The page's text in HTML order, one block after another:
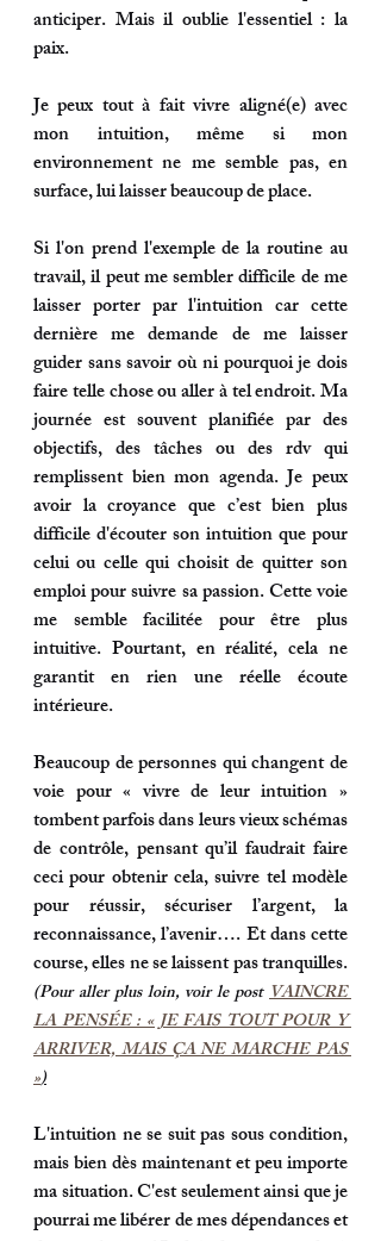
anticiper. Mais il oublie l'essentiel : la
paix.
Je peux tout à fait vivre aligné(e) avec
mon intuition, même si mon
environnement ne me semble pas, en
surface, lui laisser beaucoup de place.
Si l'on prend l'exemple de la routine au
travail, il peut me sembler difficile de me
laisser porter par l'intuition car cette
dernière me demande de me laisser
guider sans savoir où ni pourquoi je dois
faire telle chose ou aller à tel endroit. Ma
journée est souvent planifiée par des
objectifs, des tâches ou des rdv qui
remplissent bien mon agenda. Je peux
avoir la croyance que c’est bien plus
difficile d'écouter son intuition que pour
celui ou celle qui choisit de quitter son
emploi pour suivre sa passion. Cette voie
me semble facilitée pour être plus
intuitive. Pourtant, en réalité, cela ne
garantit en rien une réelle écoute
intérieure.
Beaucoup de personnes qui changent de
voie pour « vivre de leur intuition »
tombent parfois dans leurs vieux schémas
de contrôle, pensant qu’il faudrait faire
ceci pour obtenir cela, suivre tel modèle
pour réussir, sécuriser l’argent, la
reconnaissance, l’avenir…. Et dans cette
course, elles ne se laissent pas tranquilles.
(Pour aller plus loin, voir le post VAINCRE
LA PENSÉE : « JE FAIS TOUT POUR Y
ARRIVER, MAIS ÇA NE MARCHE PAS
»)
L'intuition ne se suit pas sous condition,
mais bien dès maintenant et peu importe
ma situation. C'est seulement ainsi que je
pourrai me libérer de mes dépendances et